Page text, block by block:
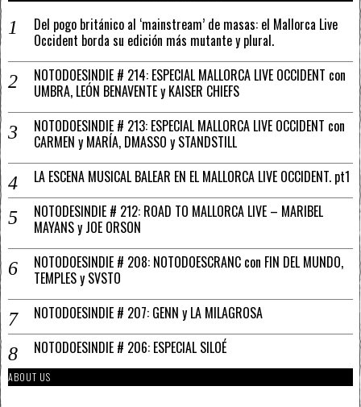
Del pogo británico al ‘mainstream’ de masas: el Mallorca Live
Occident borda su edición más mutante y plural.
NOTODOESINDIE # 214: ESPECIAL MALLORCA LIVE OCCIDENT con
UMBRA, LEÓN BENAVENTE y KAISER CHIEFS
NOTODOESINDIE # 213: ESPECIAL MALLORCA LIVE OCCIDENT con
CARMEN y MARÍA, DMASSO y STANDSTILL
LA ESCENA MUSICAL BALEAR EN EL MALLORCA LIVE OCCIDENT. pt1
NOTODESINDIE # 212: ROAD TO MALLORCA LIVE – MARIBEL
MAYANS y JOE ORSON
NOTODOESINDIE # 208: NOTODOESCRANC con FIN DEL MUNDO,
TEMPLES y SVSTO
NOTODOESINDIE # 207: GENN y LA MILAGROSA
NOTODOESINDIE # 206: ESPECIAL SILOÉ
ABOUT US